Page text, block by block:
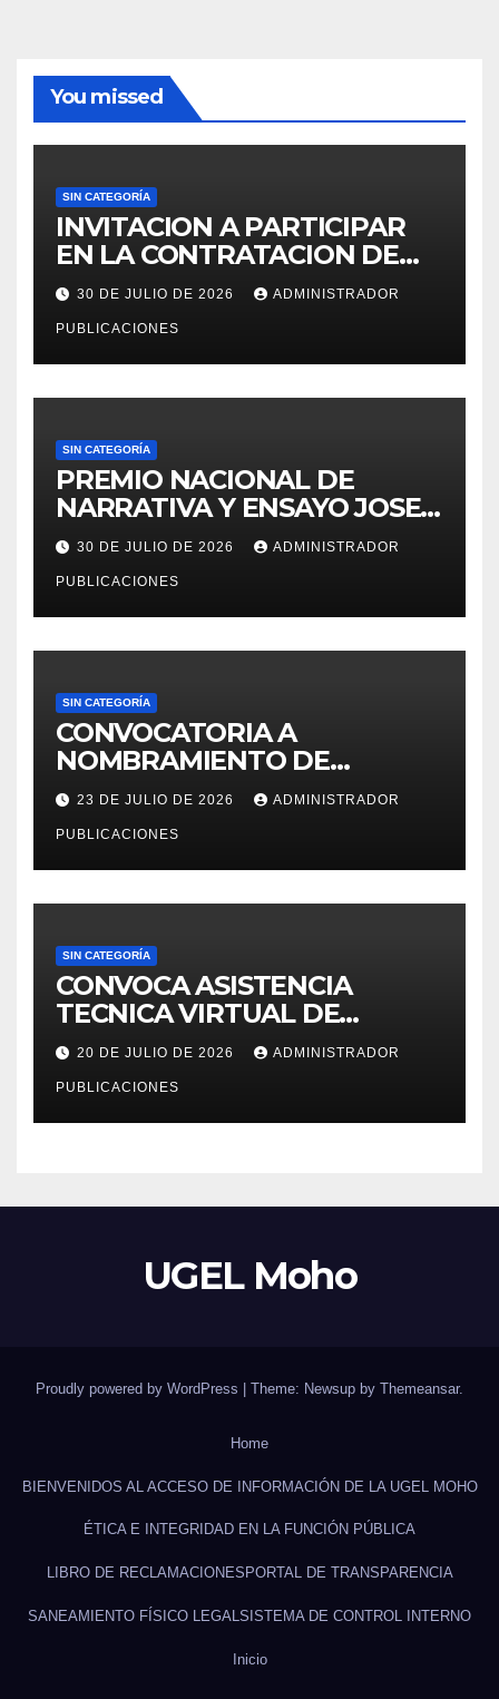
You missed
SIN CATEGORÍA
INVITACION A PARTICIPAR
EN LA CONTRATACION DE
SERVICIO DE ESPECIALISTA
EN RECURSOS HUMANOS
PARA LA OFICINA DE
ADMINISTRACION DE
PERSONAL – UGEL MOHO.
30 DE JULIO DE 2026 ADMINISTRADOR
PUBLICACIONES
SIN CATEGORÍA
PREMIO NACIONAL DE
NARRATIVA Y ENSAYO JOSE
MARIA ARGUEDAS
30 DE JULIO DE 2026 ADMINISTRADOR
PUBLICACIONES
SIN CATEGORÍA
CONVOCATORIA A
NOMBRAMIENTO DE
PERSONAL DEL DECRETO
LEGISLATIVO 276 – 2026
23 DE JULIO DE 2026 ADMINISTRADOR
PUBLICACIONES
SIN CATEGORÍA
CONVOCA ASISTENCIA
TECNICA VIRTUAL DE
«EJERCICIOS DEL CENSO
EDUCATIVO – 2026»
20 DE JULIO DE 2026 ADMINISTRADOR
PUBLICACIONES
UGEL Moho
Proudly powered by WordPress Theme: Newsup by Themeansar.
Home
BIENVENIDOS AL ACCESO DE INFORMACIÓN DE LA UGEL MOHO
ÉTICA E INTEGRIDAD EN LA FUNCIÓN PÚBLICA
LIBRO DE RECLAMACIONES PORTAL DE TRANSPARENCIA
SANEAMIENTO FÍSICO LEGAL SISTEMA DE CONTROL INTERNO
Inicio